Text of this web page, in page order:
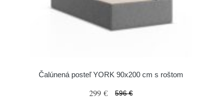
Čalúnená posteľ YORK 90x200 cm s roštom
299 € 596 €